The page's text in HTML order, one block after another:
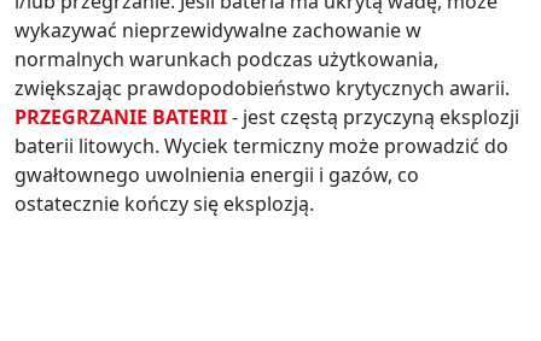
wykazywać nieprzewidywalne zachowanie w
normalnych warunkach podczas użytkowania,
zwiększając prawdopodobieństwo krytycznych awarii.
PRZEGRZANIE BATERII- jest częstą przyczyną eksplozji
baterii litowych. Wyciek termiczny może prowadzić do
gwałtownego uwolnienia energii i gazów, co
ostatecznie kończy się eksplozją.